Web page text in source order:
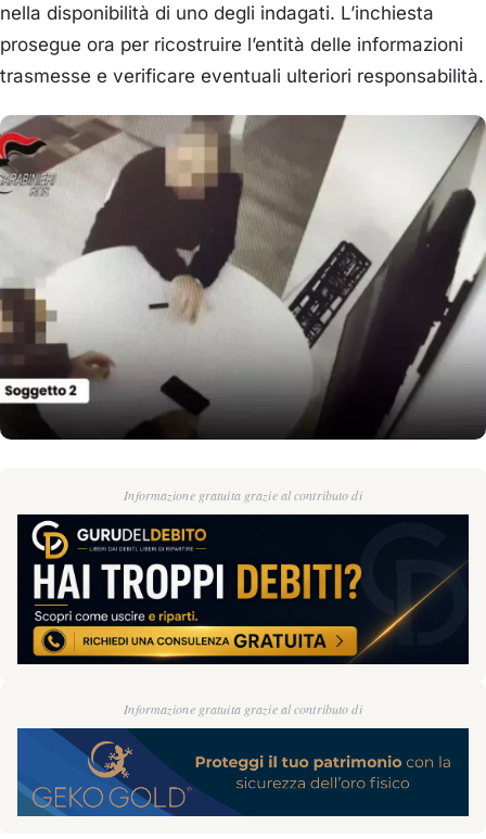
nella disponibilità di uno degli indagati. L’inchiesta
prosegue ora per ricostruire l’entità delle informazioni
trasmesse e verificare eventuali ulteriori responsabilità.
Informazione gratuita grazie al contributo di
Informazione gratuita grazie al contributo di